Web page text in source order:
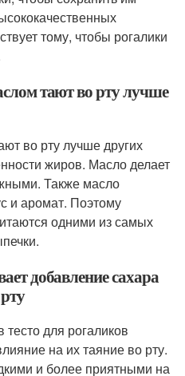
тому, чтобы рогалики
тают во рту лучше
во рту лучше других
жиров. Масло делает
Также масло
и аромат. Поэтому
одними из самых
добавление сахара
для рогаликов
на их таяние во рту.
и более приятными на